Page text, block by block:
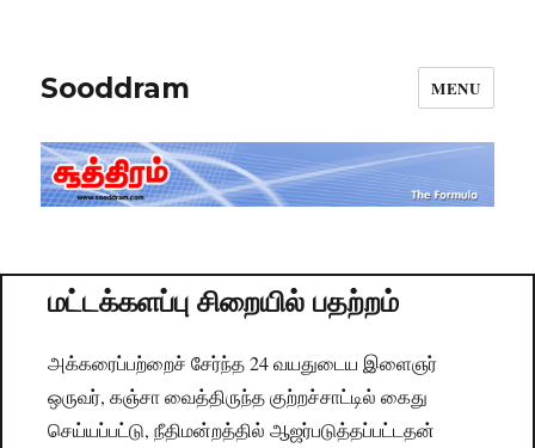
Sooddram MENU
மட்டக்களப்பு சிறையில் பதற்றம்
அக்கரைப்பற்றைச் சேர்ந்த 24 வயதுடைய இளைஞர்
ஒருவர், கஞ்சா வைத்திருந்த குற்றச்சாட்டில் கைது
செய்யப்பட்டு, நீதிமன்றத்தில் ஆஜர்படுத்தப்பட்டதன்